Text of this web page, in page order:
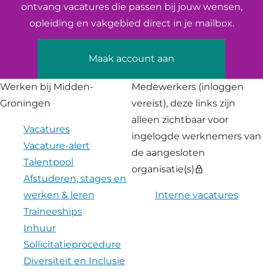
ontvang vacatures die passen bij jouw wensen,
opleiding en vakgebied direct in je mailbox.
Maak account aan
Werken bij Midden-
Groningen
Vacatures
Vacature-alert
Talentpool
Afstuderen, stages en
werken & leren
Traineeships
Inhuur
Sollicitatieprocedure
Diversiteit en Inclusie
Medewerkers (inloggen
vereist), deze links zijn
alleen zichtbaar voor
ingelogde werknemers van
de aangesloten
organisatie(s)lock
Interne vacatures